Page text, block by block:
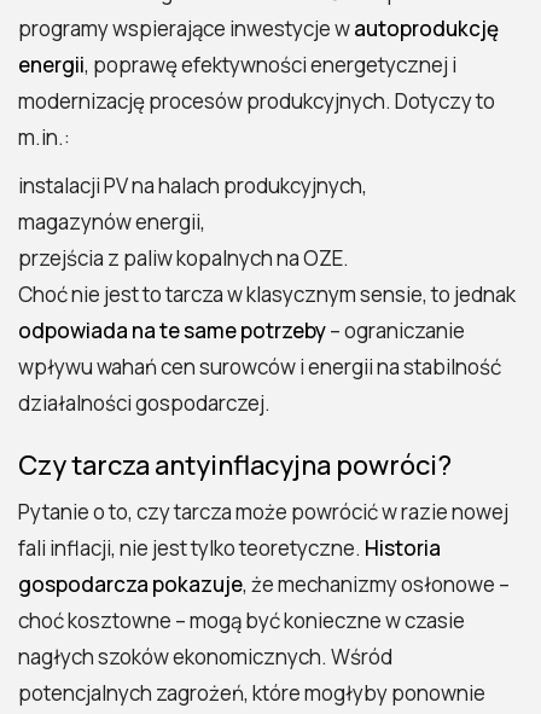
programy wspierające inwestycje wautoprodukcję
energii, poprawę efektywności energetycznej i
modernizację procesów produkcyjnych. Dotyczy to
m.in.:
instalacji PV na halach produkcyjnych,
magazynów energii,
przejścia z paliw kopalnych na OZE.
Choć nie jest to tarcza w klasycznym sensie, to jednak
odpowiada na te same potrzeby– ograniczanie
wpływu wahań cen surowców i energii na stabilność
działalności gospodarczej.
Czy tarcza antyinflacyjna powróci?
Pytanie o to, czy tarcza może powrócić w razie nowej
fali inflacji, nie jest tylko teoretyczne. Historia
gospodarcza pokazuje, że mechanizmy osłonowe –
choć kosztowne – mogą być konieczne w czasie
nagłych szoków ekonomicznych. Wśród
potencjalnych zagrożeń, które mogłyby ponownie